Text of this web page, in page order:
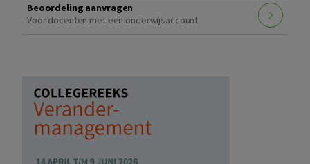
Beoordeling aanvragen
Voor docenten met een onderwijsaccount